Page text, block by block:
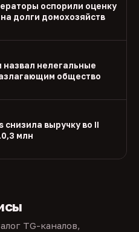
оспорили оценку
долги домохозяйств
назвал нелегальные
общество
снизила выручку во II
млн
TG-каналов,